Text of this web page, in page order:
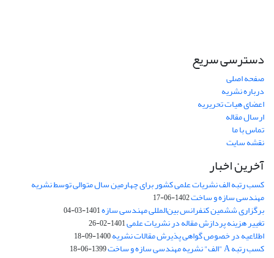
دسترسی سریع
صفحه اصلی
درباره نشریه
اعضای هیات تحریریه
ارسال مقاله
تماس با ما
نقشه سایت
آخرین اخبار
کسب رتبه الف نشریات علمی کشور برای چهارمین سال متوالی توسط نشریه
مهندسی سازه و ساخت1402-06-17
برگزاری ششمین کنفرانس بین‌المللی مهندسی سازه1401-03-04
تغییر هزینه پردازش مقاله در نشریات علمی1401-02-26
اطلاعیه در خصوص گواهی پذیرش مقالات نشریه1400-09-18
کسب رتبه A "الف" نشریه مهندسی سازه و ساخت 1399-06-18